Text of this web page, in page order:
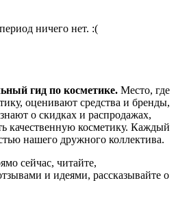
ничего нет. :(
гид по косметике. Место, где
оценивают средства и бренды,
о скидках и распродажах,
качественную косметику. Каждый
нашего дружного коллектива.
сейчас, читайте,
и идеями, рассказывайте о